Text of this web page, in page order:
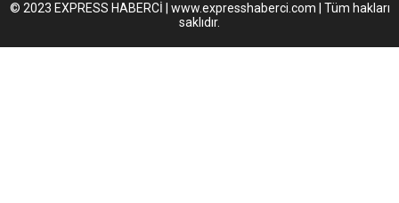
© 2023 EXPRESS HABERCİ | www.expresshaberci.com | Tüm hakları
saklıdır.